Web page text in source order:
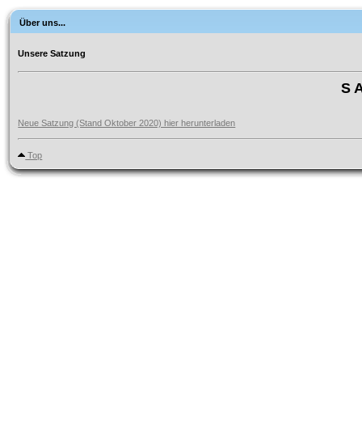
Über uns...
Unsere Satzung
S
Neue Satzung (Stand Oktober 2020) hier herunterladen
Top